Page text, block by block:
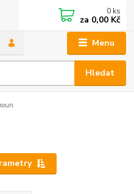
Menu
Hledat
0 ks
za 0,00 Kč